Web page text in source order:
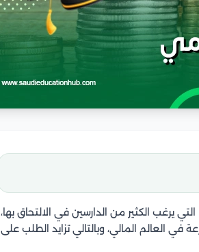
التي يرغب الكثير من الدارسين في الالتحاق بها،
في العالم المالي، وبالتالي تزايد الطلب على